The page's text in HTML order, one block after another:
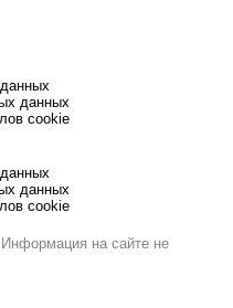
данных
cookie
данных
cookie
Информация на сайте не